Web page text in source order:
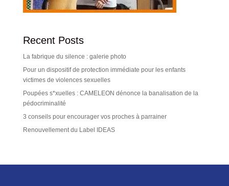
Recent Posts
La fabrique du silence : galerie photo
Pour un dispositif de protection immédiate pour les enfants
victimes de violences sexuelles
Poupées s*xuelles : CAMELEON dénonce la banalisation de la
pédocriminalité
3 conseils pour encourager vos proches à parrainer
Renouvellement du Label IDEAS